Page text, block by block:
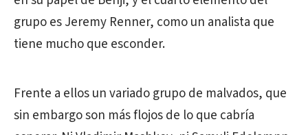
grupo es Jeremy Renner, como un analista que
tiene mucho que esconder.
Frente a ellos un variado grupo de malvados, que
sin embargo son más flojos de lo que cabría